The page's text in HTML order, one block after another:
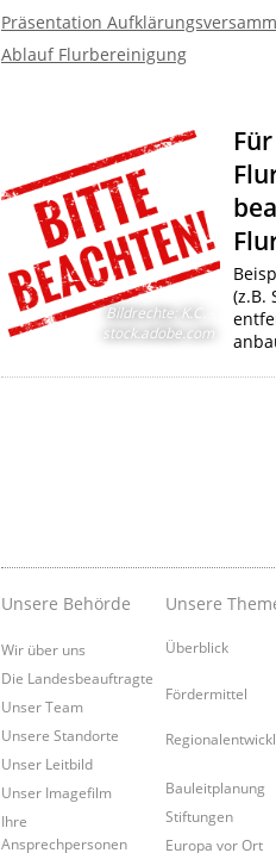
Präsentation
Ablauf Flurbereinigung
Bildrechte K.C. -
stock.adobe.com
(z.B.
Unsere Behörde
Wir über uns
Die Landesbeauftragte
Unser Team
Unsere Standorte
Unser Leitbild
Unser Imagefilm
Ihre
Ansprechpersonen
Unsere
Überblick
Fördermittel
Bauleitplanung
Stiftungen
Europa vor Ort